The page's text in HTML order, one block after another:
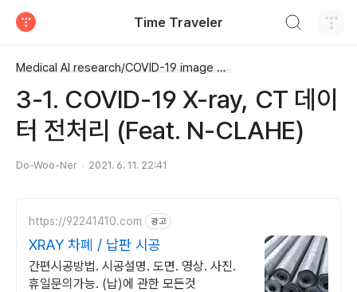
Time Traveler
Medical AI research/COVID-19 image project
3-1. COVID-19 X-ray, CT 데이
터 전처리 (Feat. N-CLAHE)
Do-Woo-Ner 2021. 6. 11. 22:41
https://92241410.com 광고
XRAY 차폐 / 납판 시공
간편시공방법. 시공설명. 도면. 영상. 사진.
휴일문의가능. (납)에 관한 모든것